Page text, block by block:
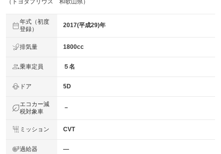
（トヨタプリウス 和歌山県）
年式（初度
登録）
2017(平成29)年
排気量 1800cc
乗車定員 ５名
ドア 5D
エコカー減
税対象車
－
ミッション CVT
過給器 ―